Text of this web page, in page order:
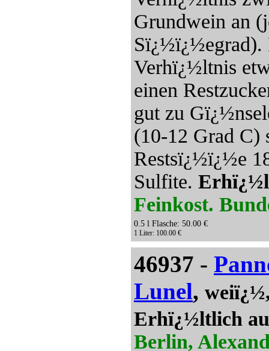
Grundwein an
Sï¿½ï¿½egrad).
Verhï¿½ltnis
einen
gut zu
(10-12 Grad C)
Restsï¿½ï¿½e
Sulfite.
Feinkost.
0.5 l Flasche: 50.00 €
1 Liter: 100.00 €
46937 -
Lunel,
Erhï¿½ltlich
Berlin,